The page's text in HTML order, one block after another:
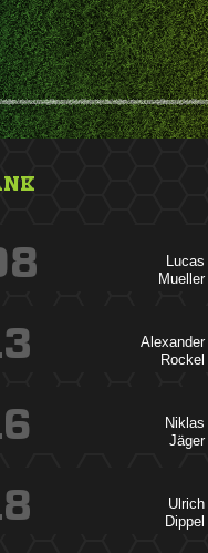







